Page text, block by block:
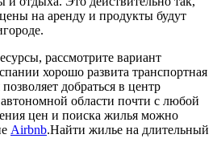
на аренду и продукты будут
рассмотрите вариант
хорошо развита транспортная
добраться в центр
области почти с любой
цен и поиска жилья можно
Airbnb.Найти жилье на длительный